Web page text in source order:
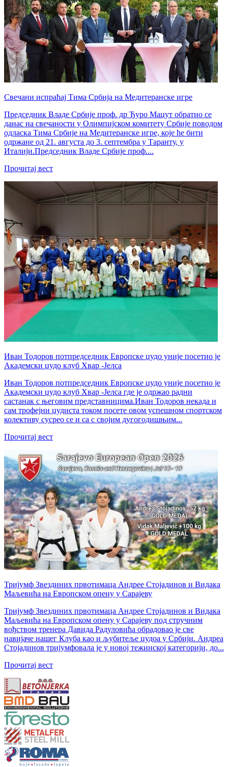
Свечани испраћај Тима Србија на Медитеранске игре
Председник Владе Србије проф. др Ђуро Мацут обратио се
данас на свечаности у Олимпијском комитету Србије поводом
одласка Тима Србије на Медитеранске игре, које ће бити
одржане од 21. августа до 3. септембра у Таранту, у
Италији.Председник Владе Србије проф....
Прочитај вест
Иван Тодоров потпредседник Европске џудо уније посетио је
Академски џудо клуб Хвар -Јелса
Иван Тодоров потпредседник Европске џудо уније посетио је
Академски џудо клуб Хвар -Јелса где је одржао радни
састанак с његовим представницима.Иван Тодоров некада и
сам трофејни џудиста током посете овом успешном спортском
колективу сусрео се и са с својим дугогодишњим...
Прочитај вест
Тријумф Звездиних првотимаца Андрее Стојадинов и Видака
Маљевића на Европском опену у Сарајеву
Тријумф Звездиних првотимаца Андрее Стојадинов и Видака
Маљевића на Европском опену у Сарајеву под стручним
вођством тренера Давида Радуловића обрадовао је све
навијаче нашег Клуба као и љубитеље џудоа у Србији. Андреа
Стојадинов тријумфовала је у новој тежинској категорији, до...
Прочитај вест